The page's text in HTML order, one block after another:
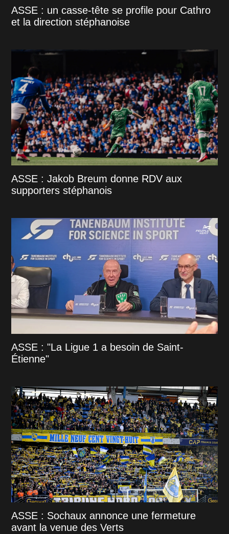
ASSE : un casse-tête se profile pour Cathro
et la direction stéphanoise
ASSE : Jakob Breum donne RDV aux
supporters stéphanois
ASSE : "La Ligue 1 a besoin de Saint-
Étienne"
ASSE : Sochaux annonce une fermeture
avant la venue des Verts